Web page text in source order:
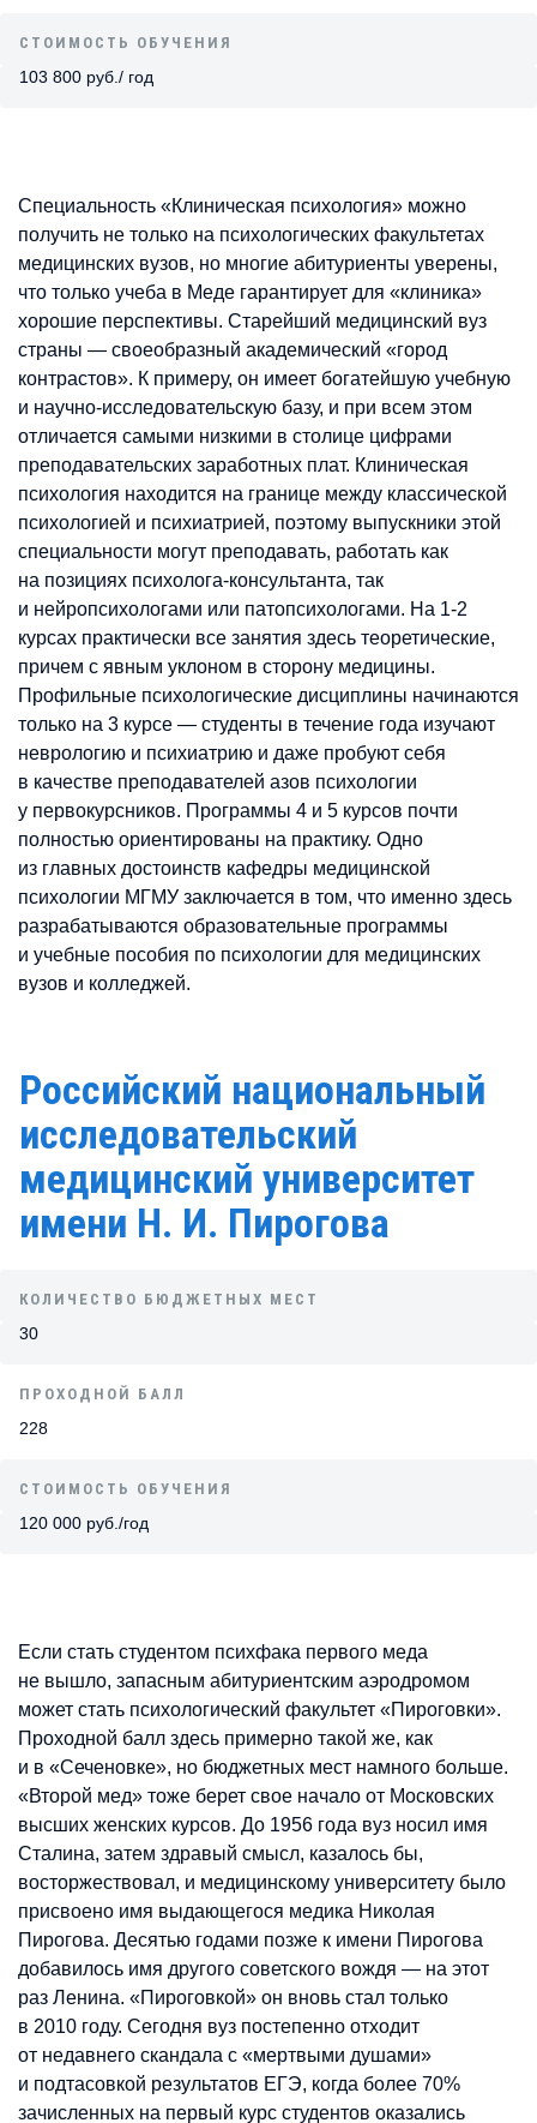
СТОИМОСТЬ ОБУЧЕНИЯ
103 800 руб./ год
Специальность «Клиническая психология» можно
получить не только на психологических факультетах
медицинских вузов, но многие абитуриенты уверены,
что только учеба в Меде гарантирует для «клиника»
хорошие перспективы. Старейший медицинский вуз
страны — своеобразный академический «город
контрастов». К примеру, он имеет богатейшую учебную
и научно-исследовательскую базу, и при всем этом
отличается самыми низкими в столице цифрами
преподавательских заработных плат. Клиническая
психология находится на границе между классической
психологией и психиатрией, поэтому выпускники этой
специальности могут преподавать, работать как
на позициях психолога-консультанта, так
и нейропсихологами или патопсихологами. На 1-2
курсах практически все занятия здесь теоретические,
причем с явным уклоном в сторону медицины.
Профильные психологические дисциплины начинаются
только на 3 курсе — студенты в течение года изучают
неврологию и психиатрию и даже пробуют себя
в качестве преподавателей азов психологии
у первокурсников. Программы 4 и 5 курсов почти
полностью ориентированы на практику. Одно
из главных достоинств кафедры медицинской
психологии МГМУ заключается в том, что именно здесь
разрабатываются образовательные программы
и учебные пособия по психологии для медицинских
вузов и колледжей.
Российский национальный
исследовательский
медицинский университет
имени Н. И. Пирогова
КОЛИЧЕСТВО БЮДЖЕТНЫХ МЕСТ
30
ПРОХОДНОЙ БАЛЛ
228
СТОИМОСТЬ ОБУЧЕНИЯ
120 000 руб./год
Если стать студентом психфака первого меда
не вышло, запасным абитуриентским аэродромом
может стать психологический факультет «Пироговки».
Проходной балл здесь примерно такой же, как
и в «Сеченовке», но бюджетных мест намного больше.
«Второй мед» тоже берет свое начало от Московских
высших женских курсов. До 1956 года вуз носил имя
Сталина, затем здравый смысл, казалось бы,
восторжествовал, и медицинскому университету было
присвоено имя выдающегося медика Николая
Пирогова. Десятью годами позже к имени Пирогова
добавилось имя другого советского вождя — на этот
раз Ленина. «Пироговкой» он вновь стал только
в 2010 году. Сегодня вуз постепенно отходит
от недавнего скандала с «мертвыми душами»
и подтасовкой результатов ЕГЭ, когда более 70%
зачисленных на первый курс студентов оказались